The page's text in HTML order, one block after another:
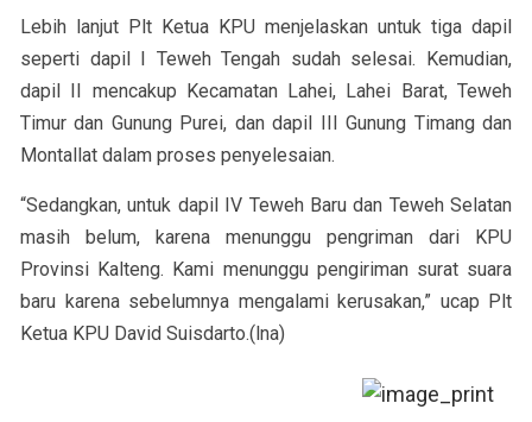
Lebih lanjut Plt Ketua KPU menjelaskan untuk tiga dapil
seperti dapil I Teweh Tengah sudah selesai. Kemudian,
dapil II mencakup Kecamatan Lahei, Lahei Barat, Teweh
Timur dan Gunung Purei, dan dapil III Gunung Timang dan
Montallat dalam proses penyelesaian.
“Sedangkan, untuk dapil IV Teweh Baru dan Teweh Selatan
masih belum, karena menunggu pengriman dari KPU
Provinsi Kalteng. Kami menunggu pengiriman surat suara
baru karena sebelumnya mengalami kerusakan,” ucap Plt
Ketua KPU David Suisdarto.(lna)